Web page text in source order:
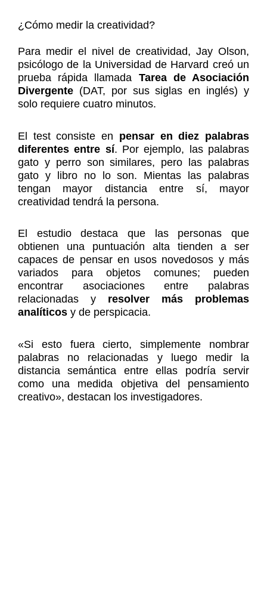
¿Cómo medir la creatividad?
Para medir el nivel de creatividad, Jay Olson,
psicólogo de la Universidad de Harvard creó un
prueba rápida llamada Tarea de Asociación
Divergente (DAT, por sus siglas en inglés) y
solo requiere cuatro minutos.
El test consiste en pensar en diez palabras
diferentes entre sí. Por ejemplo, las palabras
gato y perro son similares, pero las palabras
gato y libro no lo son. Mientas las palabras
tengan mayor distancia entre sí, mayor
creatividad tendrá la persona.
El estudio destaca que las personas que
obtienen una puntuación alta tienden a ser
capaces de pensar en usos novedosos y más
variados para objetos comunes; pueden
encontrar asociaciones entre palabras
relacionadas y resolver más problemas
analíticos y de perspicacia.
«Si esto fuera cierto, simplemente nombrar
palabras no relacionadas y luego medir la
distancia semántica entre ellas podría servir
como una medida objetiva del pensamiento
creativo», destacan los investigadores.